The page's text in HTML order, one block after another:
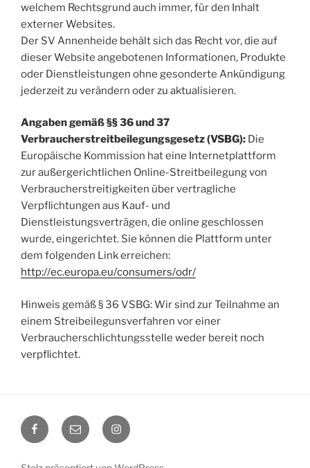
welchem Rechtsgrund auch immer, für den Inhalt
externer Websites.
Der SV Annenheide behält sich das Recht vor, die auf
dieser Website angebotenen Informationen, Produkte
oder Dienstleistungen ohne gesonderte Ankündigung
jederzeit zu verändern oder zu aktualisieren.
Angaben gemäß §§ 36 und 37
Verbraucherstreitbeilegungsgesetz (VSBG): Die
Europäische Kommission hat eine Internetplattform
zur außergerichtlichen Online-Streitbeilegung von
Verbraucherstreitigkeiten über vertragliche
Verpflichtungen aus Kauf- und
Dienstleistungsverträgen, die online geschlossen
wurde, eingerichtet. Sie können die Plattform unter
dem folgenden Link erreichen:
http://ec.europa.eu/consumers/odr/
Hinweis gemäß § 36 VSBG: Wir sind zur Teilnahme an
einem Streibeilegunsverfahren vor einer
Verbraucherschlichtungsstelle weder bereit noch
verpflichtet.
Facebook
E-
Mail
Instagram